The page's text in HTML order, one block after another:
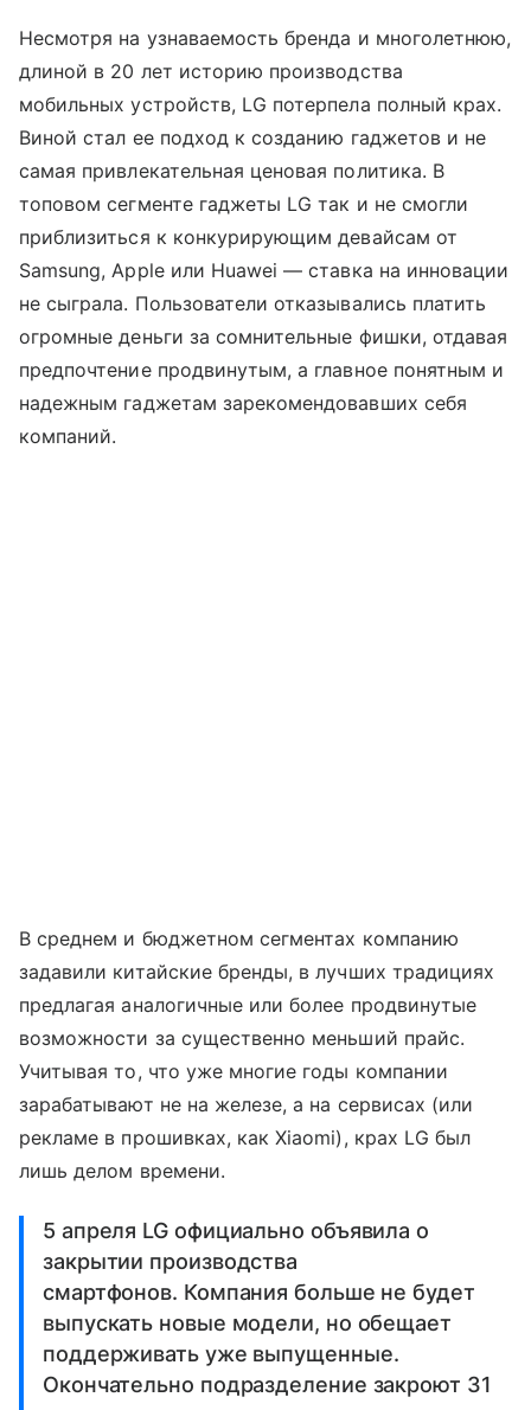
Несмотря на узнаваемость бренда и многолетнюю,
длиной в 20 лет историю производства
мобильных устройств, LG потерпела полный крах.
Виной стал ее подход к созданию гаджетов и не
самая привлекательная ценовая политика. В
топовом сегменте гаджеты LG так и не смогли
приблизиться к конкурирующим девайсам от
Samsung, Apple или Huawei — ставка на инновации
не сыграла. Пользователи отказывались платить
огромные деньги за сомнительные фишки, отдавая
предпочтение продвинутым, а главное понятным и
надежным гаджетам зарекомендовавших себя
компаний.
В среднем и бюджетном сегментах компанию
задавили китайские бренды, в лучших традициях
предлагая аналогичные или более продвинутые
возможности за существенно меньший прайс.
Учитывая то, что уже многие годы компании
зарабатывают не на железе, а на сервисах (или
рекламе в прошивках, как Xiaomi), крах LG был
лишь делом времени.
5 апреля LG официально объявила о
закрытии производства
смартфонов. Компания больше не будет
выпускать новые модели, но обещает
поддерживать уже выпущенные.
Окончательно подразделение закроют 31